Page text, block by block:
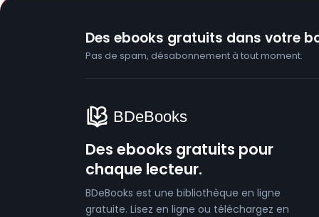
Des ebooks gratuits dans votre
Pas de spam, désabonnement à tout moment.
Des ebooks gratuits pour
chaque lecteur.
BDeBooks est une bibliothèque en ligne
gratuite. Lisez en ligne ou téléchargez en